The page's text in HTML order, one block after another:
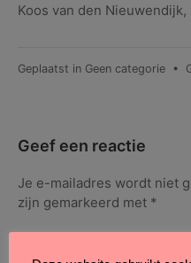
Koos van den Nieuwendijk,
Geplaatst in Geen categorie •
Geef een reactie
Je e-mailadres wordt niet
zijn gemarkeerd met *